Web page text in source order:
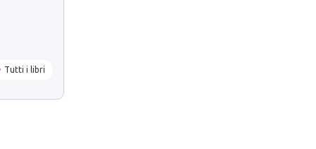
Tutti i libri